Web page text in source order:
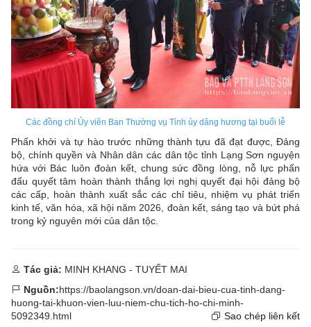
Các đồng chí Ủy viên Ban Thường vụ Tỉnh ủy dâng hương tại buổi lễ
Phấn khởi và tự hào trước những thành tựu đã đạt được, Đảng
bộ, chính quyền và Nhân dân các dân tộc tỉnh Lạng Sơn nguyện
hứa với Bác luôn đoàn kết, chung sức đồng lòng, nỗ lực phấn
đấu quyết tâm hoàn thành thắng lợi nghị quyết đại hội đảng bộ
các cấp, hoàn thành xuất sắc các chỉ tiêu, nhiệm vụ phát triển
kinh tế, văn hóa, xã hội năm 2026, đoàn kết, sáng tạo và bứt phá
trong kỷ nguyên mới của dân tộc.
Tác giả: MINH KHANG - TUYẾT MAI
Nguồn:https://baolangson.vn/doan-dai-bieu-cua-tinh-dang-
huong-tai-khuon-vien-luu-niem-chu-tich-ho-chi-minh-
5092349.html
Sao chép liên kết